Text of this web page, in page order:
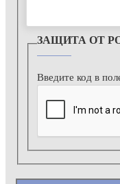
ЗАЩИТА ОТ
Введите код в